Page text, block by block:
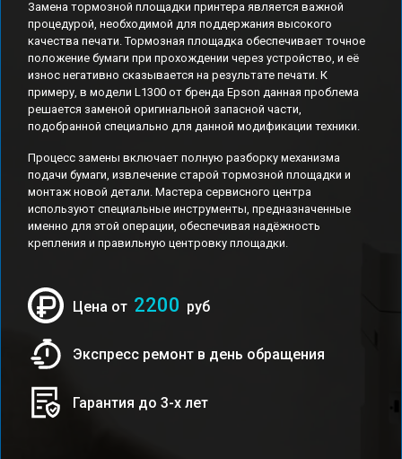
Замена тормозной площадки принтера является важной
процедурой, необходимой для поддержания высокого
качества печати. Тормозная площадка обеспечивает точное
положение бумаги при прохождении через устройство, и её
износ негативно сказывается на результате печати. К
примеру, в модели L1300 от бренда Epson данная проблема
решается заменой оригинальной запасной части,
подобранной специально для данной модификации техники.
Процесс замены включает полную разборку механизма
подачи бумаги, извлечение старой тормозной площадки и
монтаж новой детали. Мастера сервисного центра
используют специальные инструменты, предназначенные
именно для этой операции, обеспечивая надёжность
крепления и правильную центровку площадки.
Цена от 2200 руб
Экспресс ремонт в день обращения
Гарантия до 3-х лет